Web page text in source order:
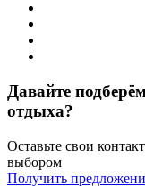
Давайте
отдыха?
Оставьте свои
выбором
Получить